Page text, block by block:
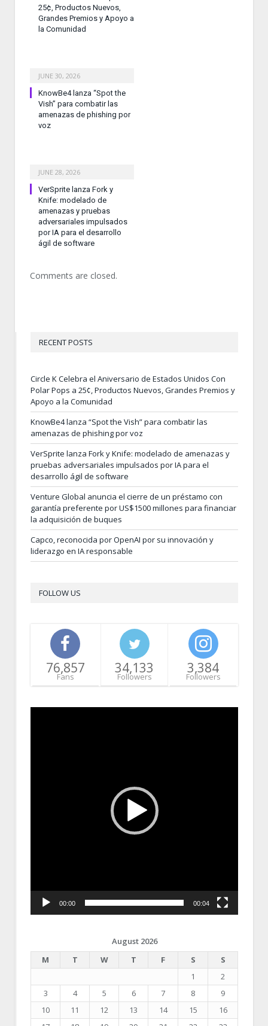
25¢, Productos Nuevos,
Grandes Premios y Apoyo a
la Comunidad
JUNE 30, 2026
KnowBe4 lanza “Spot the
Vish” para combatir las
amenazas de phishing por
voz
JUNE 28, 2026
VerSprite lanza Fork y
Knife: modelado de
amenazas y pruebas
adversariales impulsados
por IA para el desarrollo
ágil de software
Comments are closed.
RECENT POSTS
Circle K Celebra el Aniversario de Estados Unidos Con
Polar Pops a 25¢, Productos Nuevos, Grandes Premios y
Apoyo a la Comunidad
KnowBe4 lanza “Spot the Vish” para combatir las
amenazas de phishing por voz
VerSprite lanza Fork y Knife: modelado de amenazas y
pruebas adversariales impulsados por IA para el
desarrollo ágil de software
Venture Global anuncia el cierre de un préstamo con
garantía preferente por US$1500 millones para financiar
la adquisición de buques
Capco, reconocida por OpenAI por su innovación y
liderazgo en IA responsable
FOLLOW US
76,857
Fans
34,133
Followers
3,384
Followers
00:00 00:04
August 2026
M
T W T F S
S
1
2
3
4 5 6 7 8
9
10
11 12 13 14 15
16